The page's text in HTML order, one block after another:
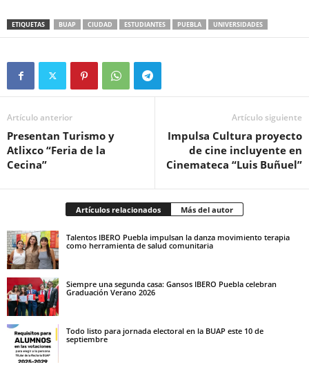
ETIQUETAS BUAP CIUDAD ESTUDIANTES PUEBLA UNIVERSIDADES
Artículo anterior
Presentan Turismo y
Atlixco “Feria de la
Cecina”
Artículo siguiente
Impulsa Cultura proyecto
de cine incluyente en
Cinemateca “Luis Buñuel”
Artículos relacionados Más del autor
Talentos IBERO Puebla impulsan la danza movimiento terapia
como herramienta de salud comunitaria
Siempre una segunda casa: Gansos IBERO Puebla celebran
Graduación Verano 2026
Todo listo para jornada electoral en la BUAP este 10 de
septiembre